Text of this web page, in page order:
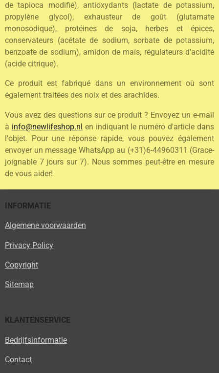
de tapioca modifié), antioxydants (lactate de potassium,
propylène glycol), exhausteur de goût (glutamate
monosodique), protéines de soja, herbes et épices,
conservateurs (acétate de sodium, sorbate de potassium,
benzoate de sodium), amidon de maïs, régulateurs d'acidité
(acide citrique).
Ce produit est fabriqué dans un environnement où sont
également traitées des noix et des arachides.
Vous avez des questions sur ce produit ? Envoyez un e-mail
à info@newlifeshop.nl en indiquant le numéro d'article dans
l'objet. Pour une réponse rapide, vous pouvez également
envoyer un message WhatsApp au (+31)6-44960311 (Grace-
joignable 7 jours sur 7). Nous sommes peut-être en mesure
de vous aider!
INFORMATIE
Algemene voorwaarden
Privacy Policy
Copyright
Sitemap
KLANTENSERVICE
Bedrijfsinformatie
Contact